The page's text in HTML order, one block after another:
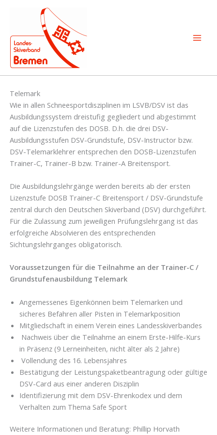
Telemark
Wie in allen Schneesportdisziplinen im LSVB/DSV ist das
Ausbildungssystem dreistufig gegliedert und abgestimmt
auf die Lizenzstufen des DOSB. D.h. die drei DSV-
Ausbildungsstufen DSV-Grundstufe, DSV-Instructor bzw.
DSV-Telemarklehrer entsprechen den DOSB-Lizenzstufen
Trainer-C, Trainer-B bzw. Trainer-A Breitensport.
Die Ausbildungslehrgänge werden bereits ab der ersten
Lizenzstufe DOSB Trainer-C Breitensport / DSV-Grundstufe
zentral durch den Deutschen Skiverband (DSV) durchgeführt.
Für die Zulassung zum jeweiligen Prüfungslehrgang ist das
erfolgreiche Absolvieren des entsprechenden
Sichtungslehrganges obligatorisch.
Voraussetzungen für die Teilnahme an der Trainer-C /
Grundstufenausbildung Telemark
Angemessenes Eigenkönnen beim Telemarken und
sicheres Befahren aller Pisten in Telemarkposition
Mitgliedschaft in einem Verein eines Landesskiverbandes
Nachweis über die Teilnahme an einem Erste-Hilfe-Kurs
in Präsenz (9 Lerneinheiten, nicht älter als 2 Jahre)
Vollendung des 16. Lebensjahres
Bestätigung der Leistungspaketbeantragung oder gültige
DSV-Card aus einer anderen Disziplin
Identifizierung mit dem DSV-Ehrenkodex und dem
Verhalten zum Thema Safe Sport
Weitere Informationen und Beratung: Phillip Horvath